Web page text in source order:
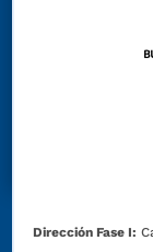
Dirección Fase I: